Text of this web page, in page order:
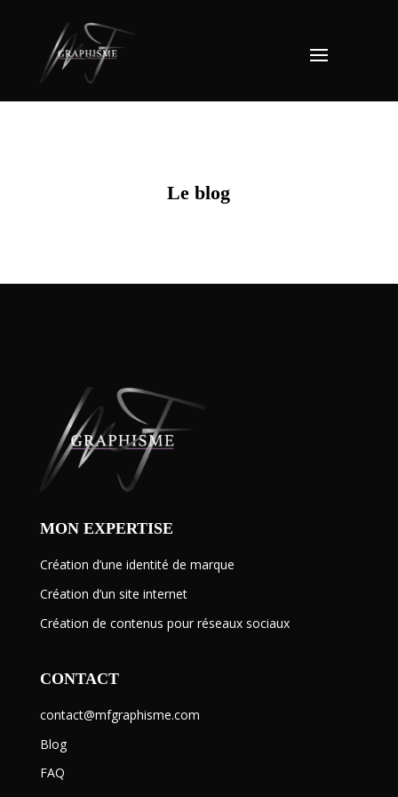
Le blog
MON EXPERTISE
Création d’une identité de marque
Création d’un site internet
Création de contenus pour réseaux sociaux
CONTACT
contact@mfgraphisme.com
Blog
FAQ